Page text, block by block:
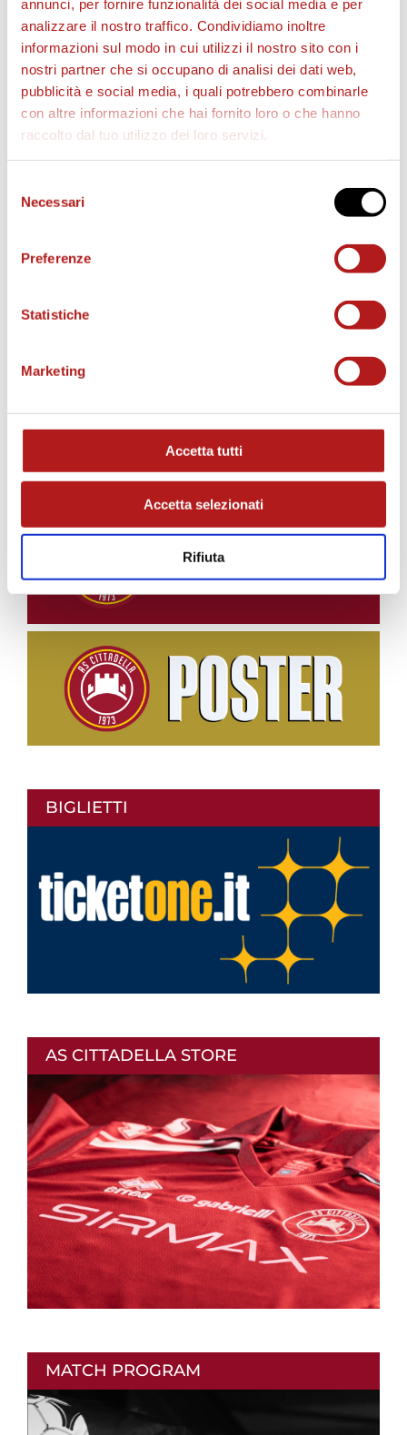
annunci, per fornire funzionalità dei social media e per
analizzare il nostro traffico. Condividiamo inoltre
informazioni sul modo in cui utilizzi il nostro sito con i
nostri partner che si occupano di analisi dei dati web,
pubblicità e social media, i quali potrebbero combinarle
con altre informazioni che hai fornito loro o che hanno
raccolto dal tuo utilizzo dei loro servizi.
delNecessari
Preferenze
Statistiche
Marketing
Accetta tutti
Accetta selezionati
Rifiuta
UNDER 17
BOLOGNA –CITTADELLA 0 – 2 (2 Borgo)
UNDER 16
CAGLIARI –CITTADELLA2 – 1 (Laino)
– CHIEVO VERONA 3 – 2 (2 Demo, De
Zen)
STAGIONE 2026/27
BIGLIETTI
AS CITTADELLA STORE
MATCH PROGRAM